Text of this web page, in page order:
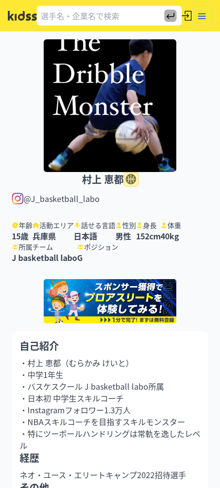
村上 恵都
@J_basketball_labo
年齢
15歳
活動エリア
兵庫県
話せる言語
日本語
性別
男性
身長
152cm
体重
40kg
所属チーム
J basketball labo
ポジション
G
自己紹介
・村上 恵都（むらかみ けいと）
・中学1年生
・バスケスクール J basketball labo所属
・日本初 中学生スキルコーチ
・Instagramフォロワー1.3万人
・NBAスキルコーチを目指すスキルモンスター
・特にツーボールハンドリングは常軌を逸したレベ
ル
経歴
ネオ・ユース・エリートキャンプ2022招待選手